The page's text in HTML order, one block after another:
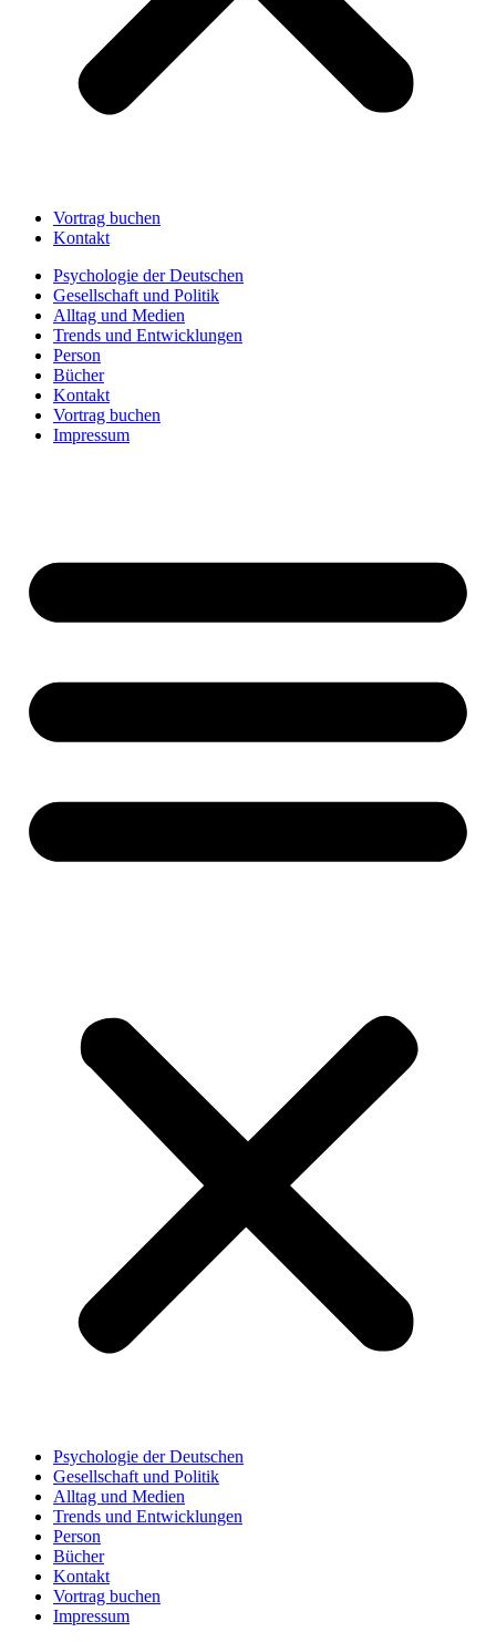
Vortrag buchen
Kontakt
Psychologie der Deutschen
Gesellschaft und Politik
Alltag und Medien
Trends und Entwicklungen
Person
Bücher
Kontakt
Vortrag buchen
Impressum
Psychologie der Deutschen
Gesellschaft und Politik
Alltag und Medien
Trends und Entwicklungen
Person
Bücher
Kontakt
Vortrag buchen
Impressum